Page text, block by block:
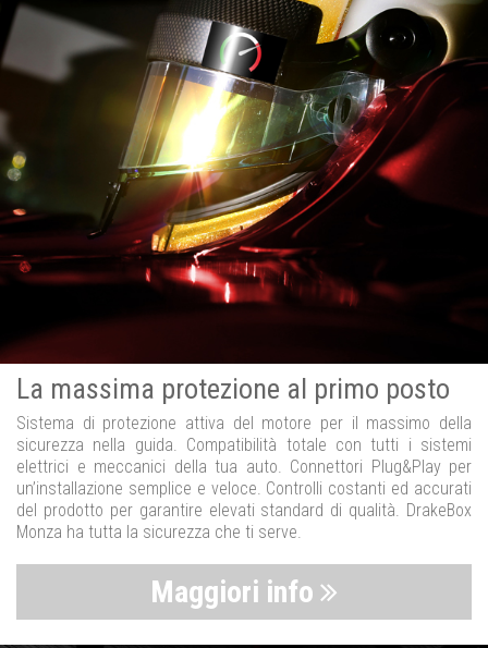
La massima protezione al primo posto
Sistema di protezione attiva del motore per il massimo della
sicurezza nella guida. Compatibilità totale con tutti i sistemi
elettrici e meccanici della tua auto. Connettori Plug&Play per
un’installazione semplice e veloce. Controlli costanti ed accurati
del prodotto per garantire elevati standard di qualità. DrakeBox
Monza ha tutta la sicurezza che ti serve.
Maggiori info